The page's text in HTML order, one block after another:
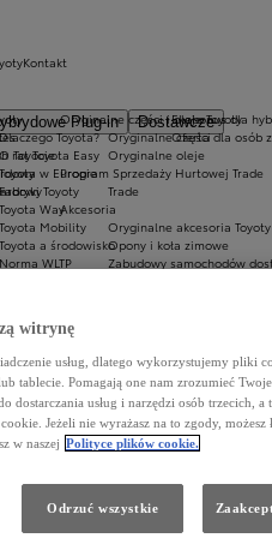
Plug-in
Dostawcze
Ekobonus dla
Oferta dla osób
Oryginalne części i oleje Toyoty
Oryginalne części
Oryginalne oleje
Program Sprzedaży Hurtowej Trade
Trade
Akcesoria
Oryginalne akcesoria Toyoty
Opony i koła zimowe
Zabudowy samochodów
rat Toyota Easy
Dlaczego Toyota?
O Toyocie
Toyota w Europie
Fabryki Toyoty
Toyota Way
Toyota Mobility
Toyota a środowisko
Norma WLTP
Kontakt
witrynę
usług, dlatego wykorzystujemy pliki
tablecie. Pomagają one nam zrozumieć
usług i narzędzi osób trzecich, a
Jeżeli nie wyrażasz na to zgody, możesz
w naszej Polityce plików cookie.
Odrzuć wszystkie